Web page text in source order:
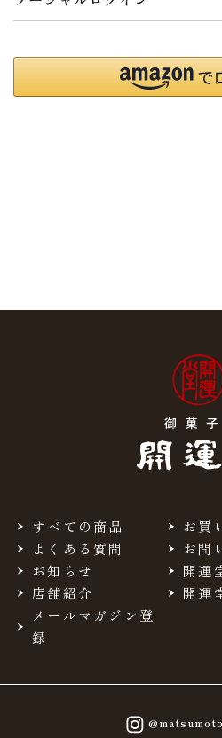
すべての商品
お買
よくある質問
お問
お知らせ
開運
店舗紹介
開運
メールマガジン登
録